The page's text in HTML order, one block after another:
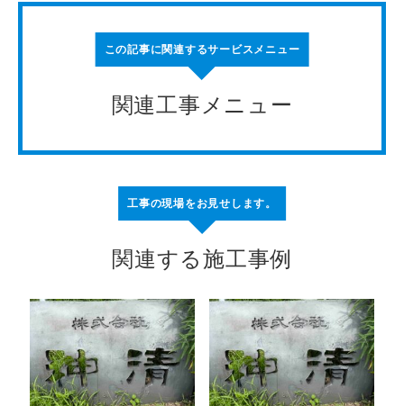
この記事に関連するサービスメニュー
関連工事メニュー
工事の現場をお見せします。
関連する施工事例